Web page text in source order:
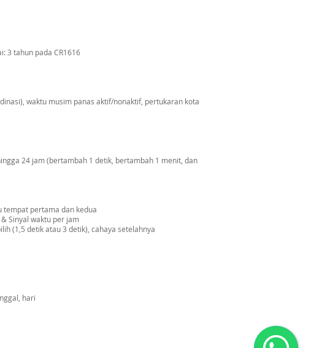
3 tahun pada CR1616
waktu musim panas aktif/nonaktif, pertukaran kota
24 jam (bertambah 1 detik, bertambah 1 menit, dan
tempat pertama dan kedua
Sinyal waktu per jam
(1,5 detik atau 3 detik), cahaya setelahnya
hari